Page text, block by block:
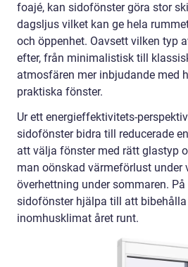
foajé, kan sidofönster göra stor
dagsljus vilket kan ge hela
och öppenhet. Oavsett vilken typ
efter, från minimalistisk till
atmosfären mer inbjudande med
praktiska fönster.
Ur ett energieffektivitets-
sidofönster bidra till reducerade
att välja fönster med rätt glastyp
man oönskad värmeförlust under
överhettning under sommaren.
sidofönster hjälpa till att
inomhusklimat året runt.